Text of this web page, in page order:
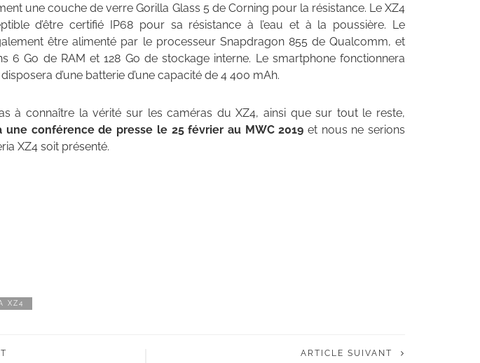
une couche de verre Gorilla Glass 5 de Corning pour la résistance. Le XZ4
d’être certifié IP68 pour sa résistance à l’eau et à la poussière. Le
être alimenté par le processeur Snapdragon 855 de Qualcomm, et
6 Go de RAM et 128 Go de stockage interne. Le smartphone fonctionnera
d’une batterie d’une capacité de 4 400 mAh.
à connaître la vérité sur les caméras du XZ4, ainsi que sur tout le reste,
une conférence de presse le 25 février au MWC 2019 et nous ne serions
XZ4 soit présenté.
XZ4
ARTICLE SUIVANT